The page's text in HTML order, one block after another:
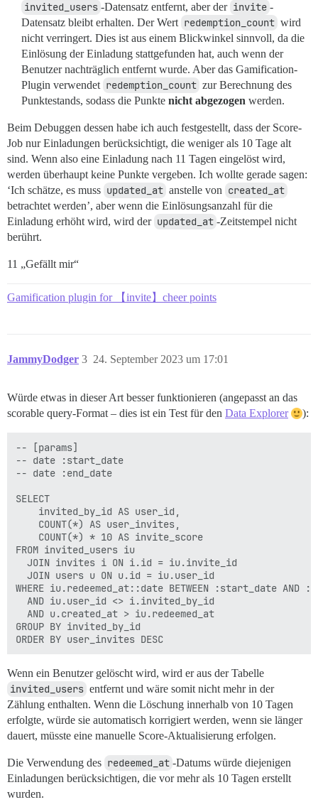
invited_users -Datensatz entfernt, aber der invite -
Datensatz bleibt erhalten. Der Wert redemption_count wird
nicht verringert. Dies ist aus einem Blickwinkel sinnvoll, da die
Einlösung der Einladung stattgefunden hat, auch wenn der
Benutzer nachträglich entfernt wurde. Aber das Gamification-
Plugin verwendet redemption_count zur Berechnung des
Punktestands, sodass die Punkte nicht abgezogen werden.
Beim Debuggen dessen habe ich auch festgestellt, dass der Score-
Job nur Einladungen berücksichtigt, die weniger als 10 Tage alt
sind. Wenn also eine Einladung nach 11 Tagen eingelöst wird,
werden überhaupt keine Punkte vergeben. Ich wollte gerade sagen:
‘Ich schätze, es muss updated_at anstelle von created_at
betrachtet werden’, aber wenn die Einlösungsanzahl für die
Einladung erhöht wird, wird der updated_at -Zeitstempel nicht
berührt.
11 „Gefällt mir“
Gamification plugin for 【invite】cheer points
JammyDodger 24. September 2023 um 17:01
3
Würde etwas in dieser Art besser funktionieren (angepasst an das
scorable query-Format – dies ist ein Test für den Data Explorer ):
-- [params]
-- date :start_date
-- date :end_date
SELECT
    invited_by_id AS user_id,
    COUNT(*) AS user_invites,
    COUNT(*) * 10 AS invite_score
FROM invited_users iu
  JOIN invites i ON i.id = iu.invite_id
  JOIN users u ON u.id = iu.user_id
WHERE iu.redeemed_at::date BETWEEN :start_date AND
  AND iu.user_id <> i.invited_by_id
  AND u.created_at > iu.redeemed_at
GROUP BY invited_by_id
Wenn ein Benutzer gelöscht wird, wird er aus der Tabelle
invited_users entfernt und wäre somit nicht mehr in der
Zählung enthalten. Wenn die Löschung innerhalb von 10 Tagen
erfolgte, würde sie automatisch korrigiert werden, wenn sie länger
dauert, müsste eine manuelle Score-Aktualisierung erfolgen.
Die Verwendung des redeemed_at -Datums würde diejenigen
Einladungen berücksichtigen, die vor mehr als 10 Tagen erstellt
wurden.